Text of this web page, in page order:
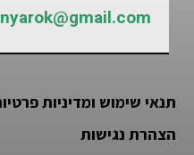
תנאי שימוש ומדיניות
הצהרת נגישות